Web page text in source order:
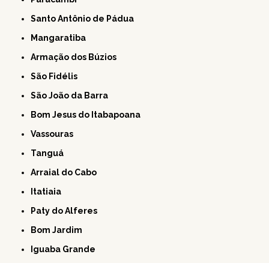
Santo Antônio de Pádua
Mangaratiba
Armação dos Búzios
São Fidélis
São João da Barra
Bom Jesus do Itabapoana
Vassouras
Tanguá
Arraial do Cabo
Itatiaia
Paty do Alferes
Bom Jardim
Iguaba Grande